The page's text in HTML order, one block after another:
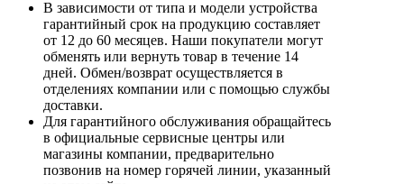
В зависимости от типа и модели устройства
гарантийный срок на продукцию составляет
от 12 до 60 месяцев. Наши покупатели могут
обменять или вернуть товар в течение 14
дней. Обмен/возврат осуществляется в
отделениях компании или с помощью службы
доставки.
Для гарантийного обслуживания обращайтесь
в официальные сервисные центры или
магазины компании, предварительно
позвонив на номер горячей линии, указанный